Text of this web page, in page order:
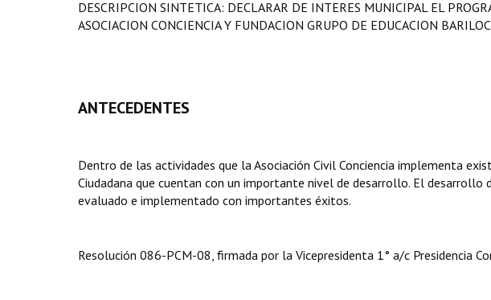
DESCRIPCION SINTETICA: DECLARAR DE INTERES MUNICIPAL EL
ASOCIACION CONCIENCIA Y FUNDACION GRUPO DE EDUCACION
ANTECEDENTES
Dentro de las actividades que la Asociación Civil Conciencia implementa
Ciudadana que cuentan con un importante nivel de desarrollo. El desarrollo
evaluado e implementado con importantes éxitos.
Resolución 086-PCM-08, firmada por la Vicepresidenta 1° a/c Presidencia